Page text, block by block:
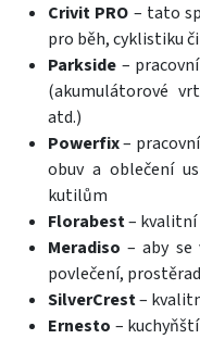
Crivit PRO – tato
pro běh, cyklistiku
Parkside –
(akumulátorové
atd.)
Powerfix–
obuv a oblečení
kutilům
Florabest– kvalitní
Meradiso– aby se
povlečení,
SilverCrest–
Ernesto –